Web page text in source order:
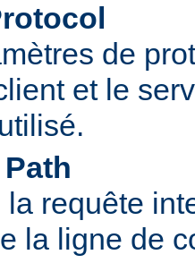
de
et le
la requête
la ligne de